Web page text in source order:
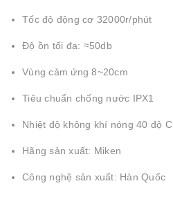
Tốc độ động cơ 32000r/phút
Độ ồn tối đa: ≈50db
Vùng cảm ứng 8~20cm
Tiêu chuẩn chống nước IPX1
Nhiệt độ không khí nóng 40 độ C
Hãng sản xuất: Miken
Công nghệ sản xuất: Hàn Quốc